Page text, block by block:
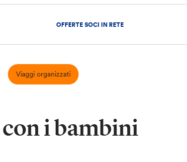
OFFERTE SOCI IN RETE
Viaggi organizzati
i bambini